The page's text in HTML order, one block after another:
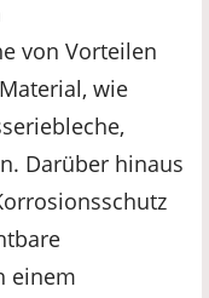
von Vorteilen
wie
Darüber hinaus
einem